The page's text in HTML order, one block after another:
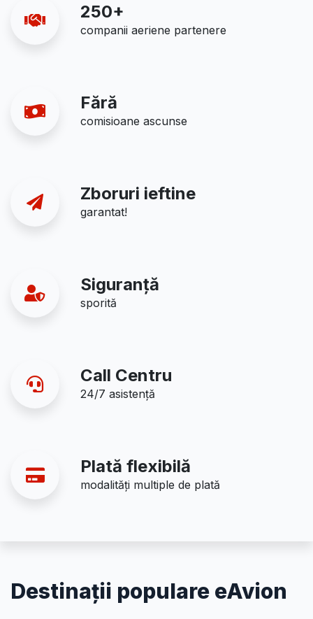
250+
companii aeriene partenere
Fără
comisioane ascunse
Zboruri ieftine
garantat!
Siguranță
sporită
Call Centru
24/7 asistență
Plată flexibilă
modalități multiple de plată
Destinații populare eAvion